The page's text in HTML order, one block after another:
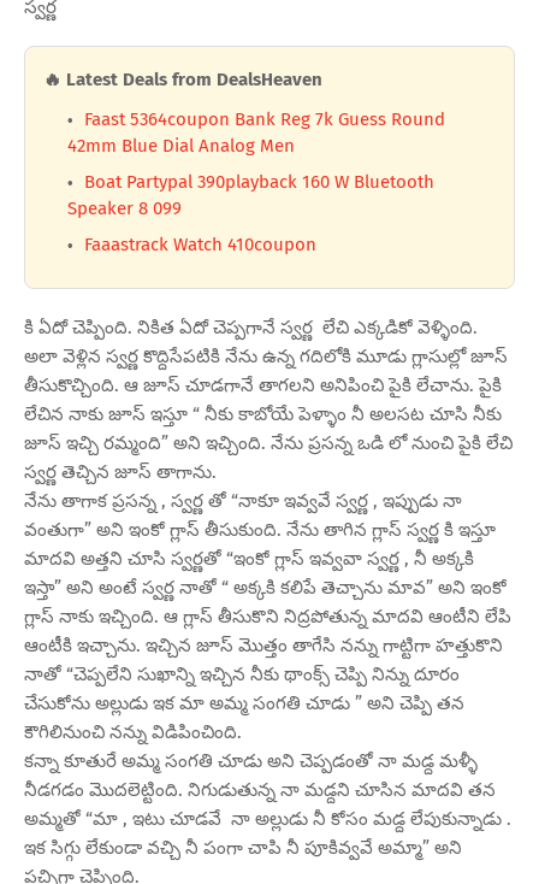
స్వర్ణ
🔥 Latest Deals from DealsHeaven
Faast 5364coupon Bank Reg 7k Guess Round
42mm Blue Dial Analog Men
Boat Partypal 390playback 160 W Bluetooth
Speaker 8 099
Faaastrack Watch 410coupon
కి ఏదో చెప్పింది. నికిత ఏదో చెప్పగానే స్వర్ణ లేచి ఎక్కడికో వెళ్ళింది.
అలా వెళ్లిన స్వర్ణ కొద్దిసేపటికి నేను ఉన్న గదిలోకి మూడు గ్లాసుల్లో జూస్
తీసుకొచ్చింది. ఆ జూస్ చూడగానే తాగలని అనిపించి పైకి లేచాను. పైకి
లేచిన నాకు జూస్ ఇస్తూ “ నీకు కాబోయే పెళ్ళాం నీ అలసట చూసి నీకు
జూస్ ఇచ్చి రమ్మంది” అని ఇచ్చింది. నేను ప్రసన్న ఒడి లో నుంచి పైకి లేచి
స్వర్ణ తెచ్చిన జూస్ తాగాను.
నేను తాగాక ప్రసన్న , స్వర్ణ తో “నాకూ ఇవ్వవే స్వర్ణ , ఇప్పుడు నా
వంతుగా” అని ఇంకో గ్లాస్ తీసుకుంది. నేను తాగిన గ్లాస్ స్వర్ణ కి ఇస్తూ
మాదవి అత్తని చూసి స్వర్ణతో “ఇంకో గ్లాస్ ఇవ్వవా స్వర్ణ , నీ అక్కకి
ఇస్తా” అని అంటే స్వర్ణ నాతో “ అక్కకి కలిపే తెచ్చాను మావ” అని ఇంకో
గ్లాస్ నాకు ఇచ్చింది. ఆ గ్లాస్ తీసుకొని నిద్రపోతున్న మాదవి ఆంటీని లేపి
ఆంటీకి ఇచ్చాను. ఇచ్చిన జూస్ మొత్తం తాగేసి నన్ను గాట్టిగా హత్తుకొని
నాతో “చెప్పలేని సుఖాన్ని ఇచ్చిన నీకు థాంక్స్ చెప్పి నిన్ను దూరం
చేసుకోను అల్లుడు ఇక మా అమ్మ సంగతి చూడు ” అని చెప్పి తన
కౌగిలినుంచి నన్ను విడిపించింది.
కన్నా కూతురే అమ్మ సంగతి చూడు అని చెప్పడంతో నా మడ్ద మళ్ళీ
నీడగడం మొదలెట్టింది. నిగుడుతున్న నా మడ్దని చూసిన మాదవి తన
అమ్మతో “మా , ఇటు చూడవే నా అల్లుడు నీ కోసం మడ్ద లేపుకున్నాడు .
ఇక సిగ్గు లేకుండా వచ్చి నీ పంగా చాపి నీ పూకివ్వవే అమ్మా” అని
పచ్చిగా చెప్పింది.